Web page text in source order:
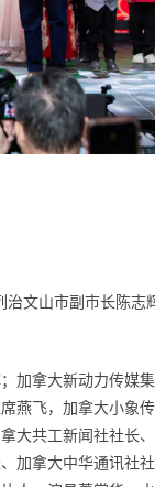
文山市副市长陈志
加拿大新动力传媒
燕飞，加拿大小象传
大共工新闻社社长
加拿大中华通讯社社